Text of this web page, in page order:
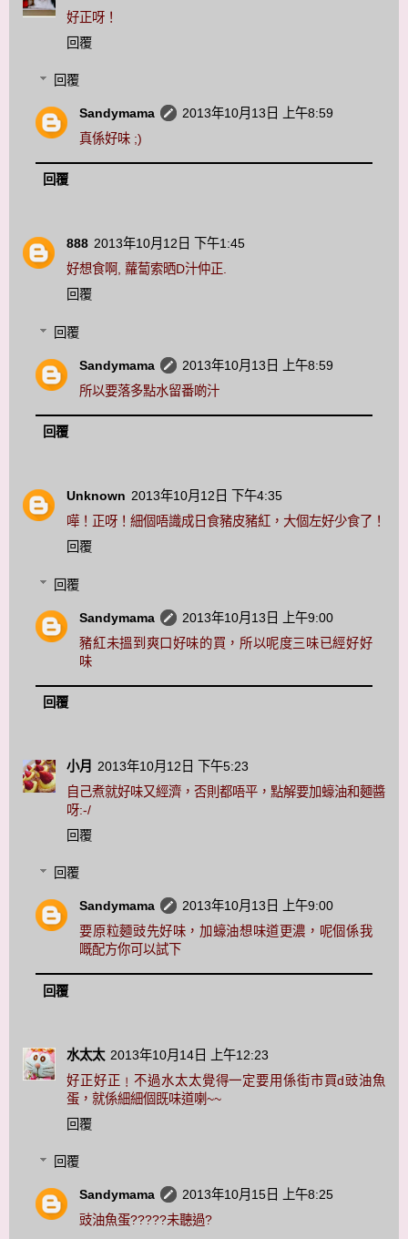
好正呀！
回覆
回覆
Sandymama
2013年10月13日 上午8:59
真係好味 ;)
回覆
888 2013年10月12日 下午1:45
好想食啊, 蘿蔔索晒D汁仲正.
回覆
回覆
Sandymama
2013年10月13日 上午8:59
所以要落多點水留番啲汁
回覆
Unknown 2013年10月12日 下午4:35
嘩！正呀！細個唔識成日食豬皮豬紅，大個左好少食了！
回覆
回覆
Sandymama
2013年10月13日 上午9:00
豬紅未搵到爽口好味的買，所以呢度三味已經好好
味
回覆
小月
2013年10月12日 下午5:23
自己煮就好味又經濟，否則都唔平，點解要加蠔油和麵醬
呀:-/
回覆
回覆
Sandymama
2013年10月13日 上午9:00
要原粒麵豉先好味，加蠔油想味道更濃，呢個係我
嘅配方你可以試下
回覆
水太太 2013年10月14日 上午12:23
好正好正﹗不過水太太覺得一定要用係街市買d豉油魚
蛋，就係細細個既味道喇~~
回覆
回覆
Sandymama
2013年10月15日 上午8:25
豉油魚蛋?????未聽過?